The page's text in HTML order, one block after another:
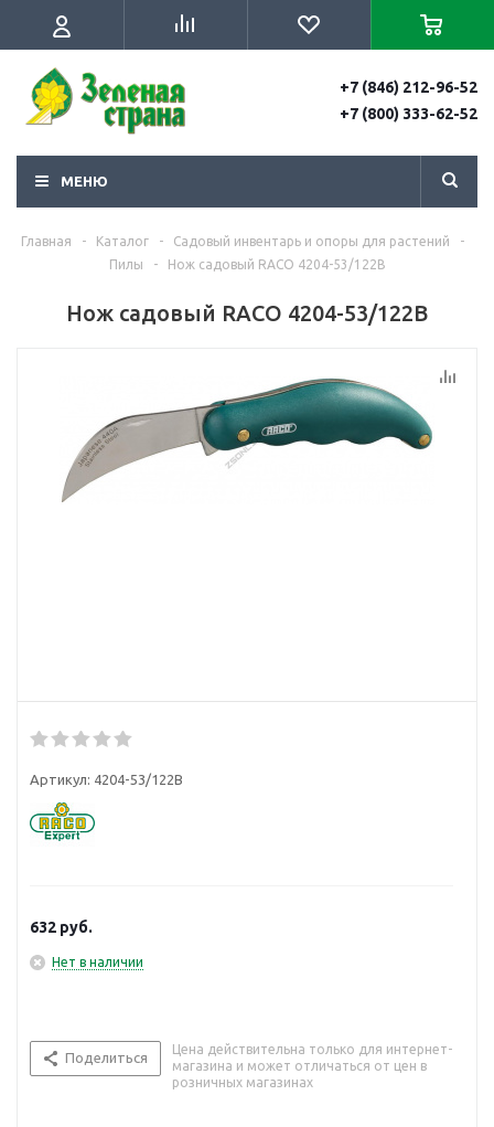
+7 (846) 212-96-52
+7 (800) 333-62-52
МЕНЮ
Главная - Каталог - Садовый инвентарь и опоры для растений
-
Пилы
- Нож садовый RACO 4204-53/122B
Нож садовый RACO 4204-53/122B
Артикул: 4204-53/122B
632 руб.
Нет в наличии
Поделиться
Цена действительна только для интернет-
магазина и может отличаться от цен в
розничных магазинах